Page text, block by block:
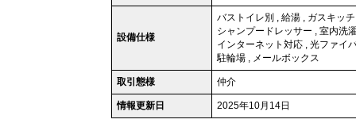
設備仕様
バストイレ別 給湯
ガスキッ
シャンプードレッサー
室内洗
インターネット対応
光ファイ
駐輪場
メールボックス
取引態様 仲介
情報更新日 2025年10月14日